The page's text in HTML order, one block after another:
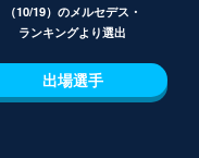
（10/19）のメルセデス・
ランキングより選出
出場選手